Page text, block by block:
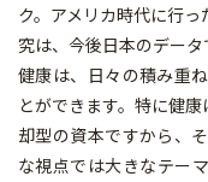
ク。アメリカ時代に行
究は、今後日本のデー
健康は、日々の積み重
とができます。特に健
却型の資本ですから、
な視点では大きなテー